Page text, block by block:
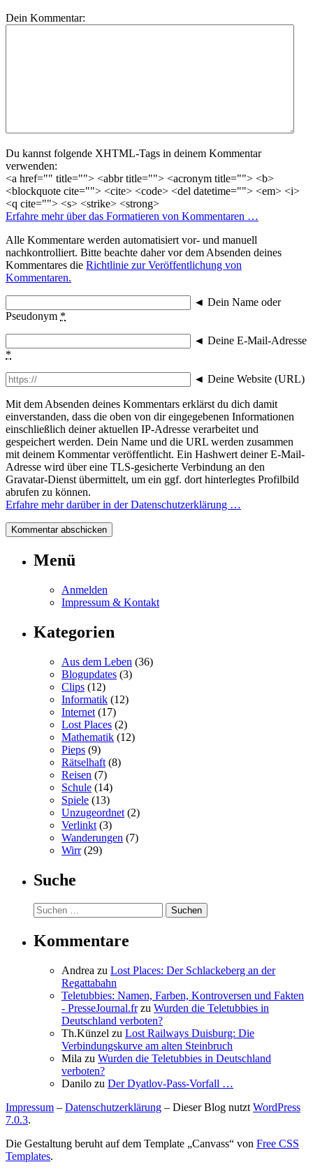
Dein Kommentar:
Du kannst folgende XHTML-Tags in deinem Kommentar
verwenden:
<a href="" title=""> <abbr title=""> <acronym title=""> <b>
<blockquote cite=""> <cite> <code> <del datetime=""> <em> <i>
<q cite=""> <s> <strike> <strong>
Erfahre mehr über das Formatieren von Kommentaren …
Alle Kommentare werden automatisiert vor- und manuell
nachkontrolliert. Bitte beachte daher vor dem Absenden deines
Kommentares die Richtlinie zur Veröffentlichung von
Kommentaren.
◄ Dein Name oder
Pseudonym *
◄ Deine E-Mail-Adresse
*
◄ Deine Website (URL)
Mit dem Absenden deines Kommentars erklärst du dich damit
einverstanden, dass die oben von dir eingegebenen Informationen
einschließlich deiner aktuellen IP-Adresse verarbeitet und
gespeichert werden. Dein Name und die URL werden zusammen
mit deinem Kommentar veröffentlicht. Ein Hashwert deiner E-Mail-
Adresse wird über eine TLS-gesicherte Verbindung an den
Gravatar-Dienst übermittelt, um ein ggf. dort hinterlegtes Profilbild
abrufen zu können.
Erfahre mehr darüber in der Datenschutzerklärung …
Menü
Anmelden
Impressum & Kontakt
Kategorien
Aus dem Leben (36)
Blogupdates (3)
Clips (12)
Informatik (12)
Internet (17)
Lost Places (2)
Mathematik (12)
Pieps (9)
Rätselhaft (8)
Reisen (7)
Schule (14)
Spiele (13)
Unzugeordnet (2)
Verlinkt (3)
Wanderungen (7)
Wirr(29)
Suche
Suchen
nach:
Kommentare
Andrea zu Lost Places: Der Schlackeberg an der
Regattabahn
Teletubbies: Namen, Farben, Kontroversen und Fakten
- PresseJournal.frzu Wurden die Teletubbies in
Deutschland verboten?
Th.Künzel zu Lost Railways Duisburg: Die
Verbindungskurve am alten Steinbruch
Mila zu Wurden die Teletubbies in Deutschland
verboten?
Danilo zu Der Dyatlov-Pass-Vorfall …
Impressum – Datenschutzerklärung – Dieser Blog nutzt WordPress
7.0.3.
Die Gestaltung beruht auf dem Template „Canvass“ von Free CSS
Templates.